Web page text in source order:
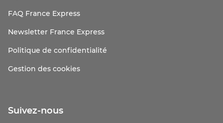
FAQ France Express
Newsletter France Express
Politique de confidentialité
Gestion des cookies
Suivez-nous